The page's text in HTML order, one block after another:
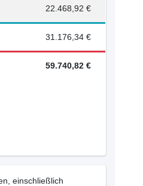
22.468,92 €
31.176,34 €
59.740,82 €
einschließlich